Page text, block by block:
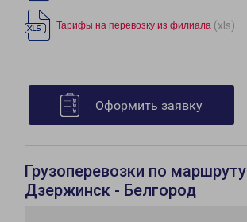
Тарифы на перевозку из филиала (xls)
Оформить заявку
Грузоперевозки по маршруту
Дзержинск - Белгород